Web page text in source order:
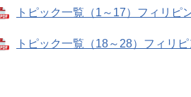
トピック一覧（1～17）フィリピ
トピック一覧（18～28）フィリ